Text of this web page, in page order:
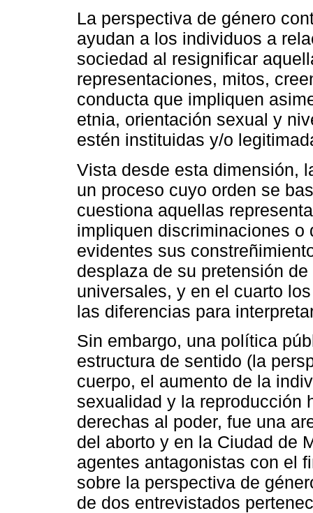
La perspectiva de género
ayudan a los individuos a
sociedad al resignificar
representaciones, mitos,
conducta que impliquen
etnia, orientación sexual y
estén instituidas y/o
Vista desde esta dimensión,
un proceso cuyo orden se
cuestiona aquellas
impliquen discriminaciones
evidentes sus
desplaza de su pretensión
universales, y en el cuarto
las diferencias para
Sin embargo, una política
estructura de sentido (la
cuerpo, el aumento de la
sexualidad y la reproducción
derechas al poder, fue una
del aborto y en la Ciudad de
agentes antagonistas con el
sobre la perspectiva de
de dos entrevistados